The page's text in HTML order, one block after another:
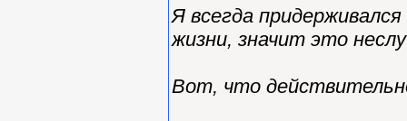
Я всегда
жизни, значит это
Вот, что